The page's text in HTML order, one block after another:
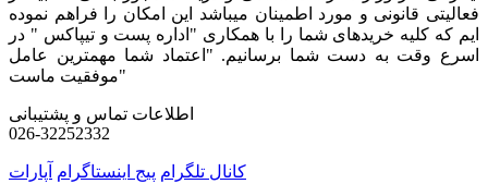
فعالیتی قانونی و مورد اطمینان میباشد این امکان را فراهم نموده
ایم که کلیه خریدهای شما را با همکاری "اداره پست و تیپاکس " در
اسرع وقت به دست شما برسانیم. "اعتماد شما مهمترین عامل
موفقیت ماست"
اطلاعات تماس و پشتیبانی
026-32252332
کانال تلگرام پیج اینستاگرام آپارات